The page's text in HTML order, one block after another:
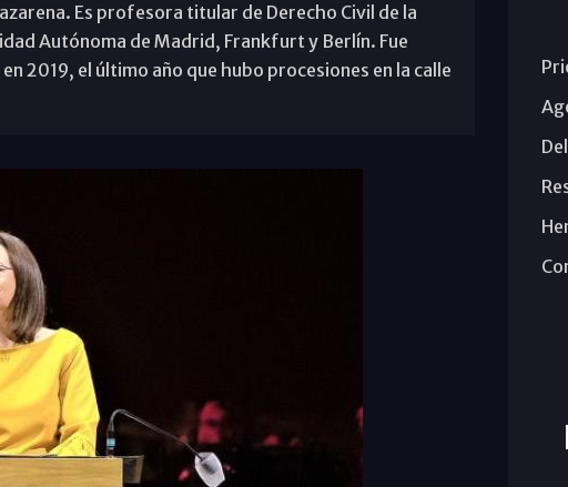
Es profesora titular de Derecho Civil de la
Autónoma de Madrid, Frankfurt y Berlín. Fue
2019, el último año que hubo procesiones en la calle